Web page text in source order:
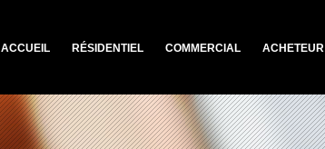
ACCUEIL RÉSIDENTIEL COMMERCIAL ACHETEUR